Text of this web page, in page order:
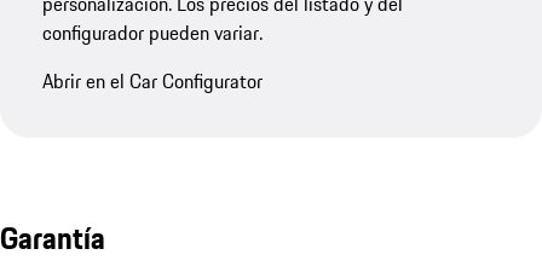
configurador pueden variar.
Abrir en el Car Configurator
Garantía